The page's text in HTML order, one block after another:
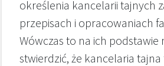
określenia kancelarii tajnych
przepisach i opracowaniach
Wówczas to na ich podstawie
stwierdzić, że kancelaria tajna